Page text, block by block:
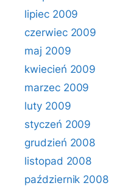
lipiec 2009
czerwiec 2009
maj 2009
kwiecień 2009
marzec 2009
luty 2009
styczeń 2009
grudzień 2008
listopad 2008
październik 2008